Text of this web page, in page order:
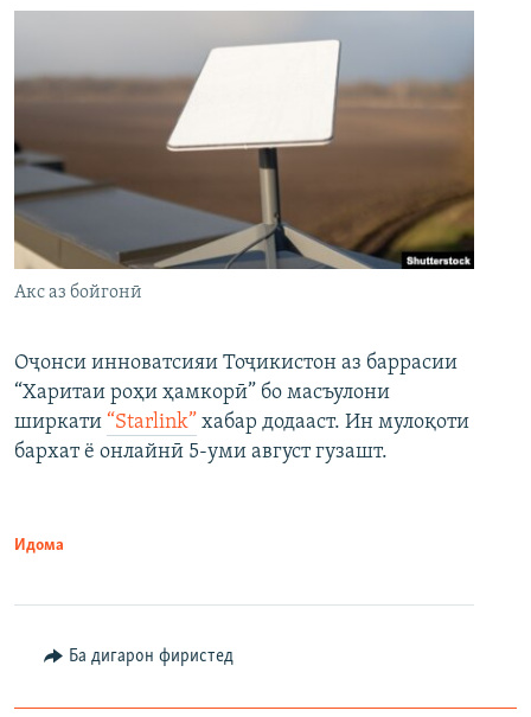
Акс аз бойгонӣ
Оҷонси инноватсияи Тоҷикистон аз баррасии
“Харитаи роҳи ҳамкорӣ” бо масъулони
ширкати “Starlink” хабар додааст. Ин мулоқоти
бархат ё онлайнӣ 5-уми август гузашт.
Идома
Ба дигарон фиристед